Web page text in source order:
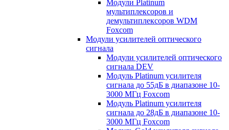
Модули Platinum
мультиплексоров и
демультиплексоров WDM
Foxcom
Модули усилителей оптического
сигнала
Модули усилителей оптического
сигнала DEV
Модуль Platinum усилителя
сигнала до 55дБ в диапазоне 10-
3000 МГц Foxcom
Модуль Platinum усилителя
сигнала до 28дБ в диапазоне 10-
3000 МГц Foxcom